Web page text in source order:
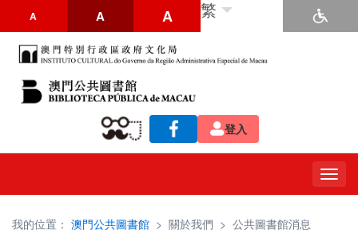
A A A 繁
登入
我的位置： 澳門公共圖書館 > 關於我們 > 公共圖書館消息